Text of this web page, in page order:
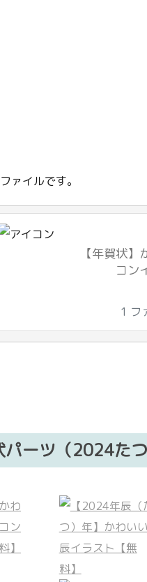
ァイルです。
【年賀状
コン
1 フ
パーツ（2024た